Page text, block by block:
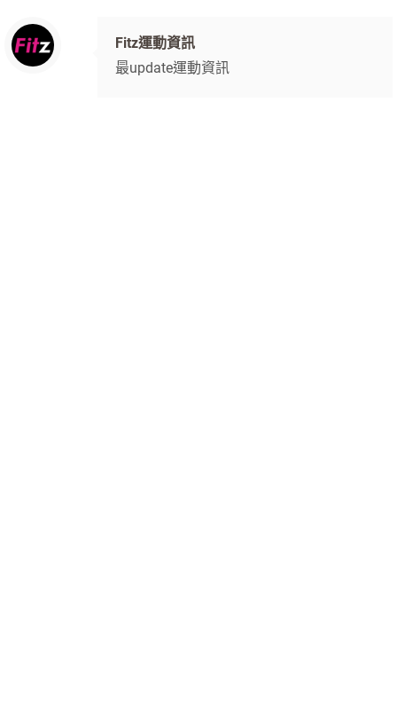
Fitz運動資訊
最update運動資訊